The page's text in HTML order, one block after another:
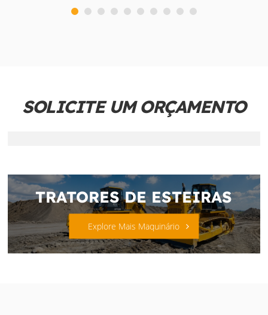
SOLICITE UM ORÇAMENTO
TRATORES DE ESTEIRAS
Explore Mais Maquinário